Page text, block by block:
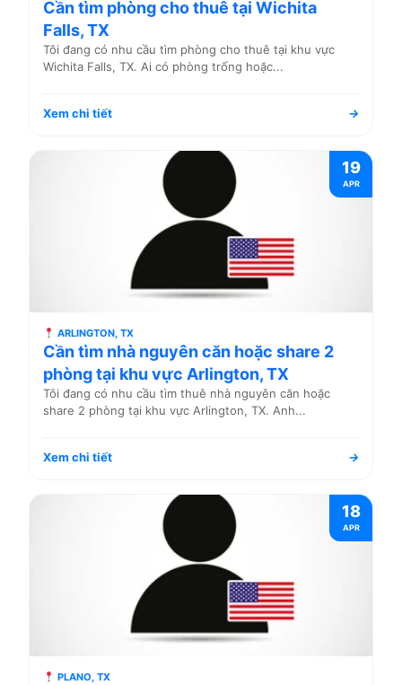
Cần tìm phòng cho thuê tại Wichita
Falls, TX
Tôi đang có nhu cầu tìm phòng cho thuê tại khu vực
Wichita Falls, TX. Ai có phòng trống hoặc...
Xem chi tiết →
19
APR
ARLINGTON, TX
Cần tìm nhà nguyên căn hoặc share 2
phòng tại khu vực Arlington, TX
Tôi đang có nhu cầu tìm thuê nhà nguyên căn hoặc
share 2 phòng tại khu vực Arlington, TX. Anh...
Xem chi tiết →
18
APR
PLANO, TX